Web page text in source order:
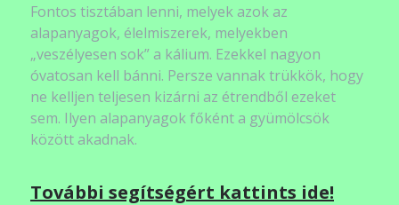
Fontos tisztában lenni, melyek azok az
alapanyagok, élelmiszerek, melyekben
„veszélyesen sok” a kálium. Ezekkel nagyon
óvatosan kell bánni. Persze vannak trükkök, hogy
ne kelljen teljesen kizárni az étrendből ezeket
sem. Ilyen alapanyagok főként a gyümölcsök
között akadnak.
További segítségért kattints ide!